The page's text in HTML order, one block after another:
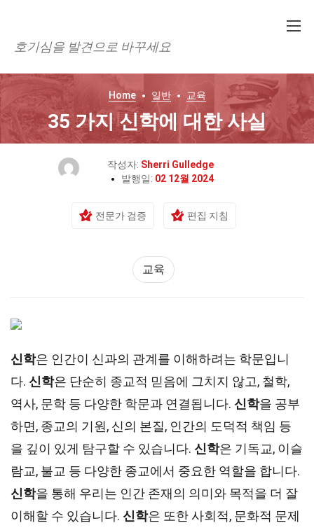
호기심을 발견으로 바꾸세요
Home 일반 교육
35 가지 신학에 대한 사실
작성자: Sherri Gulledge
발행일: 02 12월 2024
전문가 검증 편집 지침
교육
신학은 인간이 신과의 관계를 이해하려는 학문입니
다. 신학은 단순히 종교적 믿음에 그치지 않고, 철학,
역사, 문학 등 다양한 학문과 연결됩니다. 신학을 공부
하면, 종교의 기원, 신의 본질, 인간의 도덕적 책임 등
을 깊이 있게 탐구할 수 있습니다. 신학은 기독교, 이슬
람교, 불교 등 다양한 종교에서 중요한 역할을 합니다.
신학을 통해 우리는 인간 존재의 의미와 목적을 더 잘
이해할 수 있습니다. 신학은 또한 사회적, 문화적 문제